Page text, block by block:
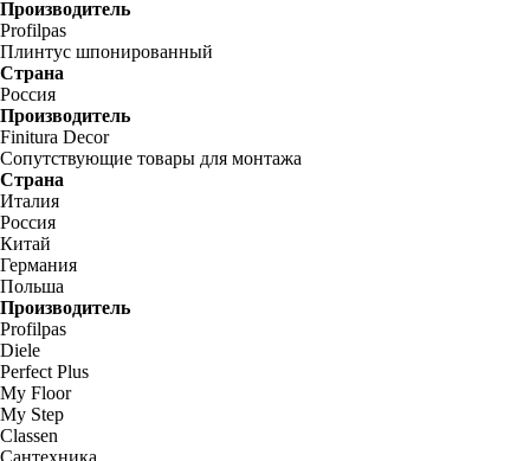
Производитель
Profilpas
Плинтус шпонированный
Страна
Россия
Производитель
Finitura Decor
Сопутствующие товары для монтажа
Страна
Италия
Россия
Китай
Германия
Польша
Производитель
Profilpas
Diele
Perfect Plus
My Floor
My Step
Classen
Сантехника